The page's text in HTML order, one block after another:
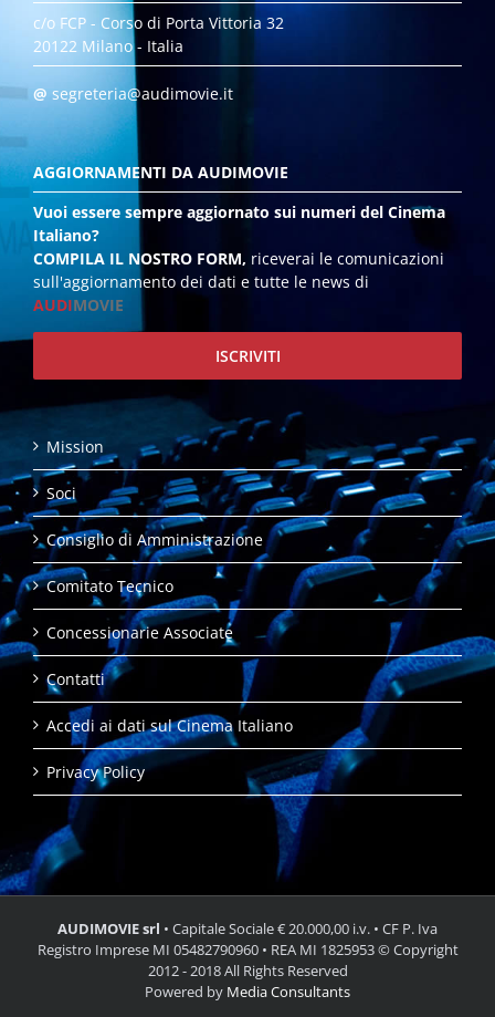
c/o FCP - Corso di Porta Vittoria 32
20122 Milano - Italia
@ segreteria@audimovie.it
AGGIORNAMENTI DA AUDIMOVIE
Vuoi essere sempre aggiornato sui numeri del Cinema
Italiano?
COMPILA IL NOSTRO FORM, riceverai le comunicazioni
sull'aggiornamento dei dati e tutte le news di
AUDIMOVIE
ISCRIVITI
Mission
Soci
Consiglio di Amministrazione
Comitato Tecnico
Concessionarie Associate
Contatti
Accedi ai dati sul Cinema Italiano
Privacy Policy
AUDIMOVIE srl • Capitale Sociale € 20.000,00 i.v. • CF P. Iva
Registro Imprese MI 05482790960 • REA MI 1825953 © Copyright
2012 - 2018 All Rights Reserved
Powered by Media Consultants